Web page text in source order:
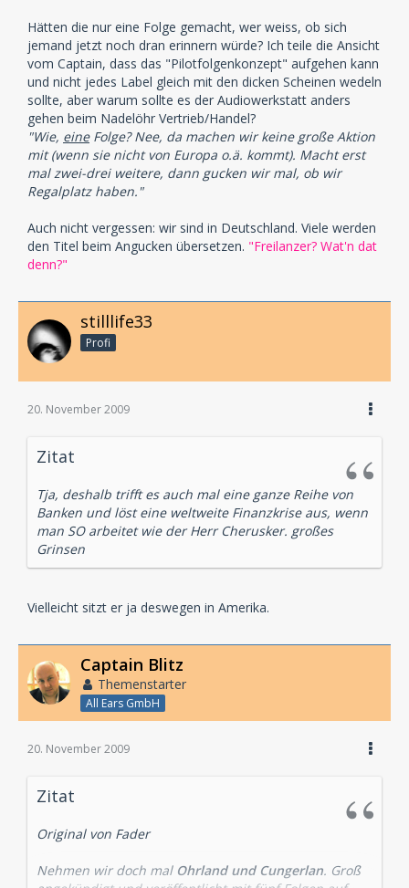
Hätten die nur eine Folge gemacht, wer weiss, ob sich
jemand jetzt noch dran erinnern würde? Ich teile die Ansicht
vom Captain, dass das "Pilotfolgenkonzept" aufgehen kann
und nicht jedes Label gleich mit den dicken Scheinen wedeln
sollte, aber warum sollte es der Audiowerkstatt anders
gehen beim Nadelöhr Vertrieb/Handel?
"Wie, eineFolge? Nee, da machen wir keine große Aktion
mit (wenn sie nicht von Europa o.ä. kommt). Macht erst
mal zwei-drei weitere, dann gucken wir mal, ob wir
Regalplatz haben."
Auch nicht vergessen: wir sind in Deutschland. Viele werden
den Titel beim Angucken übersetzen. "Freilanzer? Wat'n dat
denn?"
stilllife33
Profi
20. November 2009
Zitat
Tja, deshalb trifft es auch mal eine ganze Reihe von
Banken und löst eine weltweite Finanzkrise aus, wenn
man SO arbeitet wie der Herr Cherusker. großes
Grinsen
Vielleicht sitzt er ja deswegen in Amerika.
Captain Blitz
Themenstarter
All Ears GmbH
20. November 2009
Zitat
Original von Fader
Nehmen wir doch mal Ohrland und Cungerlan. Groß